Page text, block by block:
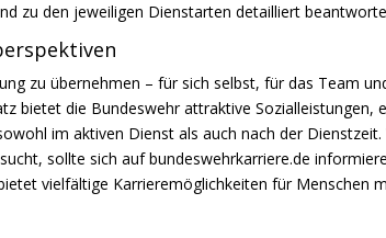
zu den jeweiligen Dienstarten detailliert
zu übernehmen – für sich selbst, für das Team
bietet die Bundeswehr attraktive Sozialleistungen,
im aktiven Dienst als auch nach der Dienstzeit.
sollte sich auf bundeswehrkarriere.de
vielfältige Karrieremöglichkeiten für Menschen